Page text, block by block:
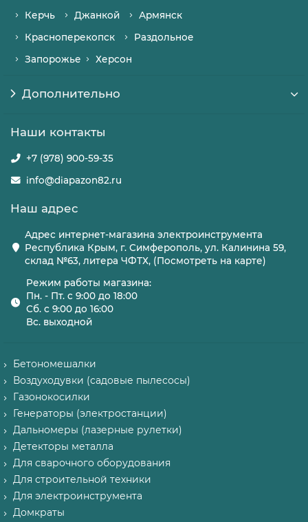
Керчь
Джанкой
Армянск
Красноперекопск
Раздольное
Запорожье
Херсон
Дополнительно
Наши контакты
+7 (978) 900-59-35
info@diapazon82.ru
Наш адрес
Адрес интернет-магазина электроинструмента
Республика Крым, г. Симферополь, ул. Калинина 59,
склад №63, литера ЧФТХ, (Посмотреть на карте)
Режим работы магазина:
Пн. - Пт. с 9:00 до 18:00
Сб. с 9:00 до 16:00
Вс. выходной
Бетономешалки
Воздуходувки (садовые пылесосы)
Газонокосилки
Генераторы (электростанции)
Дальномеры (лазерные рулетки)
Детекторы металла
Для сварочного оборудования
Для строительной техники
Для электроинструмента
Домкраты